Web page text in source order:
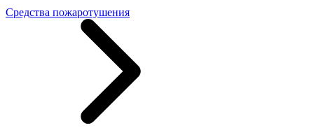
Средства пожаротушения